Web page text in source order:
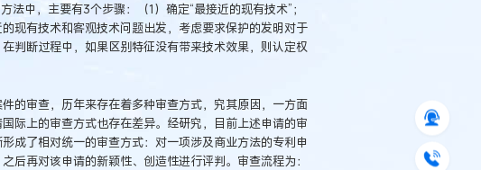
中，主要有3个步骤：（1）确定“最接近的现有技术”；
现有技术和客观技术问题出发，考虑要求保护的发明对于
判断过程中，如果区别特征没有带来技术效果，则认定权
的审查，历年来存在着多种审查方式，究其原因，一方面
际上的审查方式也存在差异。经研究，目前上述申请的审
成了相对统一的审查方式：对一项涉及商业方法的专利申
后再对该申请的新颖性、创造性进行评判。审查流程为：